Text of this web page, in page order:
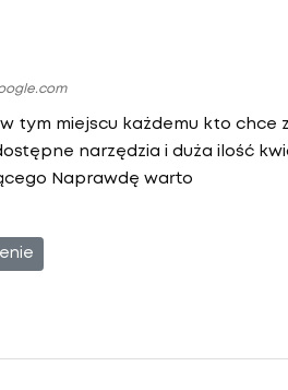
tym miejscu każdemu kto chce
narzędzia i duża ilość
Naprawdę warto